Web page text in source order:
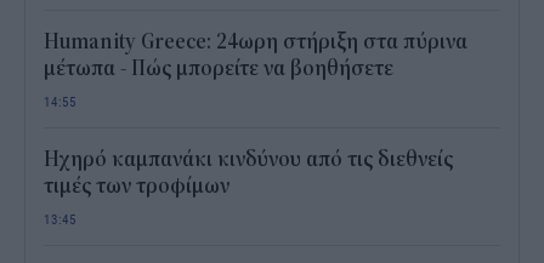
Humanity Greece: 24ωρη στήριξη στα πύρινα
μέτωπα - Πώς μπορείτε να βοηθήσετε
14:55
Ηχηρό καμπανάκι κινδύνου από τις διεθνείς
τιμές των τροφίμων
13:45